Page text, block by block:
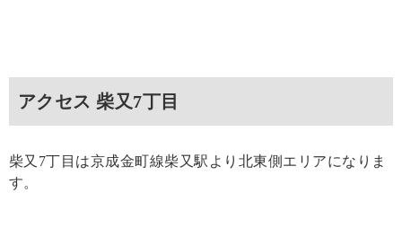
アクセス 柴又7丁目
柴又7丁目は京成金町線柴又駅より北東側エリアになりま
す。